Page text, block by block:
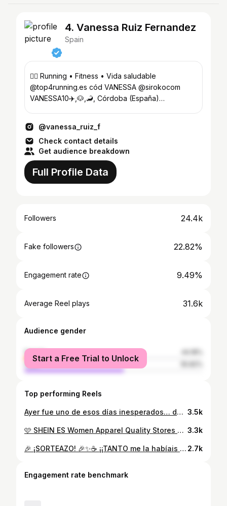
4. Vanessa Ruiz Fernandez
Spain
🏃‍♀️ Running • Fitness • Vida saludable
@top4running.es cód VANESSA @sirokocom
VANESSA10✈️,🐶,🦂, Córdoba (España)
@vanessa_ruiz_f
Check contact details
Get audience breakdown
Full Profile Data
Followers 24.4k
Fake followers 22.82%
Engagement rate 9.49%
Average Reel plays 31.6k
Audience gender
female
male
Start a Free Trial to Unlock
Top performing Reels
Ayer fue uno de esos días inesperados… de los que te recuerdan por qué amas correr. 🏃‍♀️✨ Domingo Carrera Popular Puente Romano XXIV Córdoba (10 km… aunque al final salieron 9,5 😅). 2° Máster B 🏆 42 min tercera vez que hacía esta carrera, pero todo diferente . Llegaba cansada de toda la semana de trabajo, del estudio, arrastrando un poco el cuerpo y pensando que iría lenta… que simplemente saldría a disfrutar la carrera con mi Amore @joselu_trailrun ❤️. Y como siempre, tirando de mí, confiando cuando yo dudaba. “Tú tírale y disfruta”, me dijo… y así fue. Empezamos la carrera y lo veía siempre delante. Yo detrás, tranquila, a mi ritmo… poco a poco me iba encontrando mejor. Hasta que llegó un momento en el que me puse a su lado. Y cuando llegó la cuesta del Cerro… algo cambió. Me vine arriba y tiré hacia delante. Sabía que podía dar más de mí. Sabía que mi amore estaba detrás empujándome con su energía. 💪🏼❤️ Los últimos kilómetros fueron a tope. Sí… sufridos, pero también disfrutados. Y entonces llegó ese momento… cruzar el arco de meta con una sonrisa enorme pensando: “Esta carrera es mía.” 🏁✨ Pero la sorpresa aún estaba por llegar… Yo ya quería irme a cambiar cuando mi Amore ❤️ me dice: — ¿Dónde vas? ¿No tienes que recoger tu premio? Y yo… ¿QUÉ? 😲😲😲 Increíble. Con tantísimo nivel, tantísima gente y tantos buenos corredores… terminar subida al podio fue una felicidad doble. 🏆✨y de verdad que para mí era impensable aunque parezca lo contrario porque esto. O se acostumbra nunca uno Gracias Amore ❤️ porque esto no sería lo mismo sin ti.Tkm. ❤️ Gracias también a todas las personas bonitas que me rodean y me animan siempre…y a @masatletismo Seguimos disfrutando y sumando kilómetros de felicidad. 💪🏼🏃‍♀️❤️ ⸻ Embajadora @top4running.es código VANESSA Embajadora @sirokocom https://srko.co/vanessa10 10% ya aplicado Código descuento Vanessa brazalete @coospofitnessofficial @onemix.official código vanessa_ruiz_f @revoray_global descuento 21% vane21 https://revoray.com/?ref=VANESSARUIZFERNANDEZ #RunningLife #CorrerEsVida #RunnerMotivation #CarreraPopular #PuenteRomanoCórdoba 3.5k
🩷 SHEIN ES Women Apparel Quality Stores Promotion 🩷 “Publi 🥳¡Descarga la aplicación de SHEIN para descubrir estas tiendas increíbles y desbloquear las últimas tendencias de la moda en cualquier momento y lugar! Busca y sigue a aralina,Sollinarry,ROMWE en SHEIN y utiliza 🎫ESQS3vanessaruizf068para disfrutar de descuentos exclusivos. 💖 @shein_spain @sheinofficial Vestido beige Nombre de la tienda:aralina 🆔 74732926 🔗 https://shein.top/l5y96l7 Vestido rojo Nombre de la tienda:Bohemela 🆔 60730112 🔗 https://shein.top/lt3s8hn Vestido blanco Nombre de la tienda:Denimoi 🆔 320226884 🔗 https://shein.top/gw59xrs #SHEINtrends #Publicidad #creadoradecontenido #vanessaruiz #vanessaruizcordoba 3.3k
🎉 ¡SORTEAZO! 🎉✨☕ ¡¡TANTO me la habíais pedido… que por fin ha llegado!! ☕✨Publi Sí, sí… ¡podéis conseguir esta increíble Ninja Deluxe Pro! 🤩🙌 Y os prometo que es una auténtica pasada. SORTEO CERRADO 🔐ENHORABUENA AL GANADOR @antoniopaez8 !!! Gracias a todos por participar 💥 Participar es muy fácil: 1️⃣ Sigue a @vanessa_ruiz_f y a @ninjakitchenes 2️⃣ Dale ❤️ a esta publicación. 3️⃣ Menciona en los comentarios a ese amigo o amiga cafeter@ (¡o no! 😜) con quien compartirías un buen café. ☕ 4️⃣ Comparte esta publicación en tus historias y menciónanos a los dos para que podamos verlo. 📲 5️⃣ ¡Participa tantas veces como quieras! 💪 Cuantos más comentarios válidos, ¡más posibilidades tendrás de ganar! 🍀 📅 Fechas del sorteo: 🗓️ Empieza hoy, martes 7 de julio. ⏳ Finaliza el martes 21 de julio. 🏆 Anunciaré al ganador/a el miércoles 22 de julio. 😍 Estoy convencida de que os va a encantar esta cafetera tanto como a mí. ¡Ahora solo falta que la suerte esté de vuestro lado! 🤞☕ 💬 ¿Quién sería la primera persona a la que invitarías a un café si ganas? 👇 Enlace: https://tidd.ly/44bvXfc Dto; VANESSA ¡¡Muchísima suerte a todos!! 🍀❤️ #Ninja #NinjaDeluxePro #Cafe #CoffeeLover #cafetera 2.7k
Engagement rate benchmark